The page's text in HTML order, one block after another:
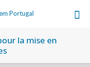
la mise en